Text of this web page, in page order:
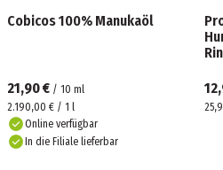
Cobicos 100% Manukaöl
21,90 € / 10 ml
2.190,00 € / 1 l
Online verfügbar
In die Filiale lieferbar